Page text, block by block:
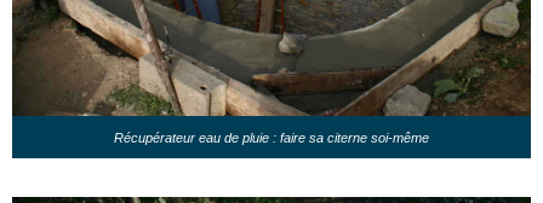
Récupérateur eau de pluie : faire sa citerne soi-même